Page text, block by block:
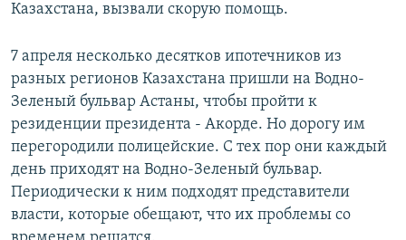
Казахстана, вызвали скорую помощь.
7 апреля несколько десятков ипотечников из
разных регионов Казахстана пришли на Водно-
Зеленый бульвар Астаны, чтобы пройти к
резиденции президента - Акорде. Но дорогу им
перегородили полицейские. С тех пор они каждый
день приходят на Водно-Зеленый бульвар.
Периодически к ним подходят представители
власти, которые обещают, что их проблемы со